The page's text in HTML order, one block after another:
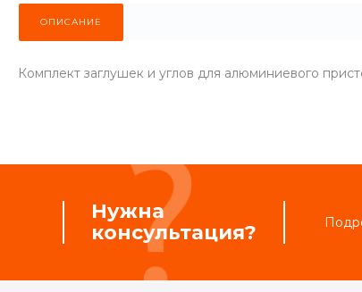
ОПИСАНИЕ
Комплект заглушек и углов для алюминиевого
Нужна
консультация?